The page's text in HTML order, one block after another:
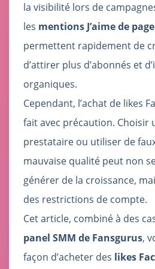
la visibilité lors de
les mentions J’aime de
permettent rapidement de
d’attirer plus d’abonnés et
organiques.
Cependant, l’achat de likes
fait avec précaution. Choisir
prestataire ou utiliser de
mauvaise qualité peut non
générer de la croissance,
des restrictions de compte.
Cet article, combiné à des
panel SMM de Fansgurus,
façon d’acheter des likes